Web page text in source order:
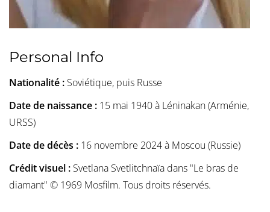
Personal Info
Nationalité : Soviétique, puis Russe
Date de naissance : 15 mai 1940 à Léninakan (Arménie,
URSS)
Date de décès : 16 novembre 2024 à Moscou (Russie)
Crédit visuel : Svetlana Svetlitchnaïa dans "Le bras de
diamant" © 1969 Mosfilm. Tous droits réservés.